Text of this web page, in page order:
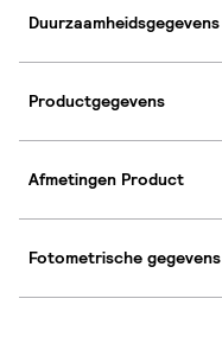
Duurzaamheidsgegevens
Productgegevens
Afmetingen Product
Fotometrische gegevens